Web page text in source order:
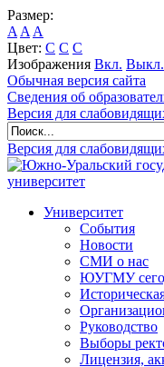
Размер:
A A A
Цвет: C C C
Изображения Вкл. Выкл.
Обычная версия сайта
Сведения об
Версия для
Версия для
Университет
События
Новости
СМИ о нас
ЮУГМУ
Руководство
Выборы
Лицензия,